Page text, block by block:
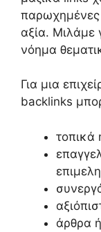
αξία. Μιλάμε
νόημα
Για μια
backlinks
τοπικά
άρθρα